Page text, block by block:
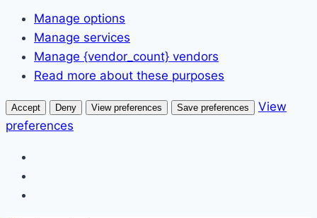
Manage options
Manage services
Manage {vendor_count} vendors
Read more about these purposes
Accept Deny View preferences Save preferences
View
preferences